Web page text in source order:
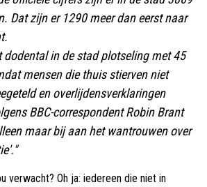
Dat zijn er 1290 meer dan eerst naar
dodental in de stad plotseling met 45
mensen die thuis stierven niet
en overlijdensverklaringen
BBC-correspondent Robin Brant
maar bij aan het wantrouwen over
verwacht? Oh ja: iedereen die niet in